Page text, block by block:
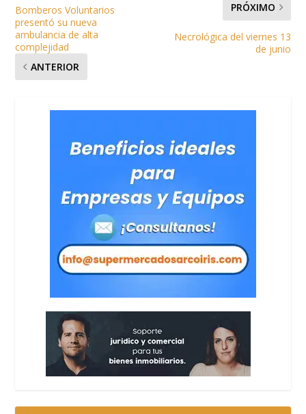
Bomberos Voluntarios
presentó su nueva
ambulancia de alta
complejidad
ANTERIOR
PRÓXIMO
Necrológica del viernes 13
de junio